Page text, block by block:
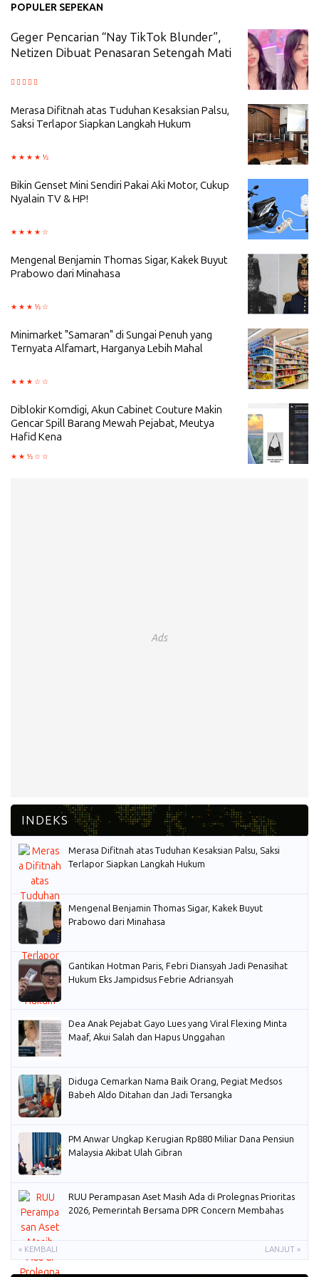
POPULER SEPEKAN
Geger Pencarian “Nay TikTok Blunder”,
Netizen Dibuat Penasaran Setengah Mati
Merasa Difitnah atas Tuduhan Kesaksian Palsu,
Saksi Terlapor Siapkan Langkah Hukum
Bikin Genset Mini Sendiri Pakai Aki Motor, Cukup
Nyalain TV & HP!
Mengenal Benjamin Thomas Sigar, Kakek Buyut
Prabowo dari Minahasa
Minimarket "Samaran" di Sungai Penuh yang
Ternyata Alfamart, Harganya Lebih Mahal
Diblokir Komdigi, Akun Cabinet Couture Makin
Gencar Spill Barang Mewah Pejabat, Meutya
Hafid Kena
Ads
Merasa Difitnah atas Tuduhan Kesaksian Palsu, Saksi
Terlapor Siapkan Langkah Hukum
Mengenal Benjamin Thomas Sigar, Kakek Buyut
Prabowo dari Minahasa
Gantikan Hotman Paris, Febri Diansyah Jadi Penasihat
Hukum Eks Jampidsus Febrie Adriansyah
Dea Anak Pejabat Gayo Lues yang Viral Flexing Minta
Maaf, Akui Salah dan Hapus Unggahan
Diduga Cemarkan Nama Baik Orang, Pegiat Medsos
Babeh Aldo Ditahan dan Jadi Tersangka
PM Anwar Ungkap Kerugian Rp880 Miliar Dana Pensiun
Malaysia Akibat Ulah Gibran
RUU Perampasan Aset Masih Ada di Prolegnas Prioritas
2026, Pemerintah Bersama DPR Concern Membahas
« KEMBALI LANJUT »